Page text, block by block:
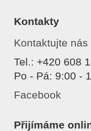
Kontakty
Kontaktujte nás
Tel.: +420 608
Po - Pá: 9:00 -
Facebook
Přijímáme